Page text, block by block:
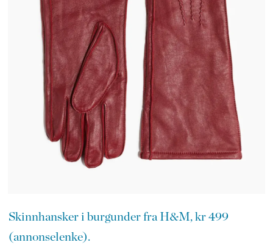
Skinnhansker i burgunder fra H&M, kr 499
(annonselenke).